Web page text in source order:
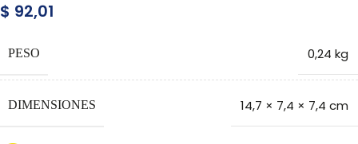
$ 92,01
PESO 0,24 kg
DIMENSIONES 14,7 × 7,4 × 7,4 cm